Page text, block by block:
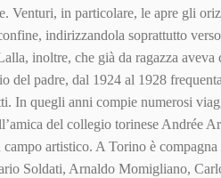
Venturi, in particolare, le apre gli
indirizzandola soprattutto
inoltre, che già da ragazza aveva
del padre, dal 1924 al 1928
In quegli anni compie numerosi
del collegio torinese Andrée
artistico. A Torino è compagna
Soldati, Arnaldo Momigliano,